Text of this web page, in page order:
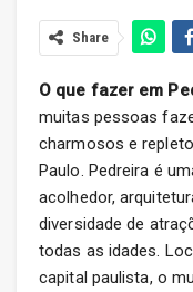
Share
O que fazer em
muitas pessoas
charmosos e
Paulo. Pedreira é
acolhedor,
diversidade de
todas as idades.
capital paulista, o